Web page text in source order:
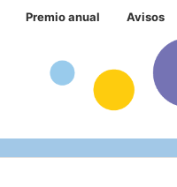
Premio anual Avisos